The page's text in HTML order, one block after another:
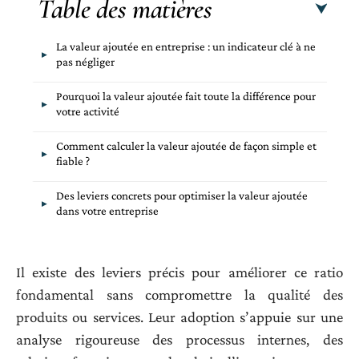
Table des matières
La valeur ajoutée en entreprise : un indicateur clé à ne
pas négliger
Pourquoi la valeur ajoutée fait toute la différence pour
votre activité
Comment calculer la valeur ajoutée de façon simple et
fiable ?
Des leviers concrets pour optimiser la valeur ajoutée
dans votre entreprise
Il existe des leviers précis pour améliorer ce ratio
fondamental sans compromettre la qualité des
produits ou services. Leur adoption s’appuie sur une
analyse rigoureuse des processus internes, des